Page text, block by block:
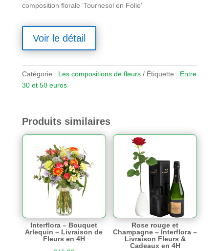
composition florale ‘Tournesol en Folie’
Voir le détail
Catégorie : Les compositions de fleurs Étiquette : Entre
30 et 50 euros
Produits similaires
Interflora – Bouquet
Arlequin – Livraison de
Fleurs en 4H
Rose rouge et
Champagne – Interflora –
Livraison Fleurs &
Cadeaux en 4H